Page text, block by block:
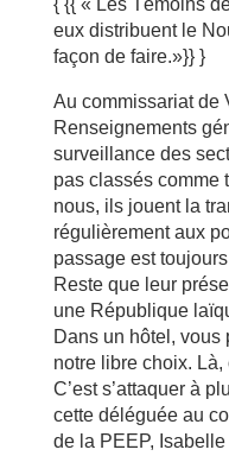
{ {{ « Les Témoins
eux distribuent le
façon de faire.»}} }
Au commissariat de
Renseignements
surveillance des
pas classés comme
nous, ils jouent la
régulièrement aux
passage est
Reste que leur
une République
Dans un hôtel, vous
notre libre choix.
C’est s’attaquer à
cette déléguée au
de la PEEP, Isabelle